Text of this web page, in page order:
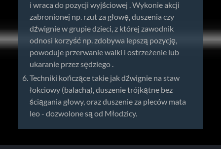
i wraca do pozycji wyjściowej . Wykonie akcji
zabronionej np. rzut za głowę, duszenia czy
dźwignie w grupie dzieci, z której zawodnik
odnosi korzyść np. zdobywa lepszą pozycję,
powoduje przerwanie walki i ostrzeżenie lub
ukaranie przez sędziego .
Techniki kończące takie jak dźwignie na staw
łokciowy (balacha), duszenie trójkątne bez
ściągania głowy, oraz duszenie za pleców mata
leo - dozwolone są od Młodzicy.